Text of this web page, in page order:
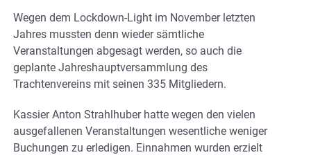
Wegen dem Lockdown-Light im November letzten
Jahres mussten denn wieder sämtliche
Veranstaltungen abgesagt werden, so auch die
geplante Jahreshauptversammlung des
Trachtenvereins mit seinen 335 Mitgliedern.
Kassier Anton Strahlhuber hatte wegen den vielen
ausgefallenen Veranstaltungen wesentliche weniger
Buchungen zu erledigen. Einnahmen wurden erzielt